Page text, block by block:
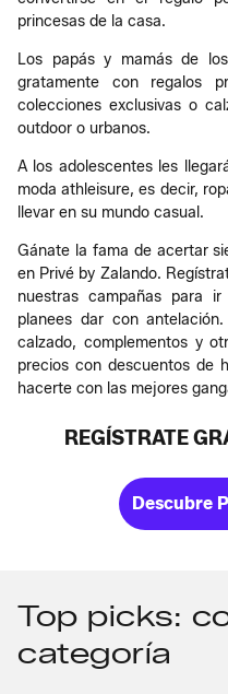
princesas de la casa.
Los papás y mamás de
gratamente con regalos
colecciones exclusivas o
outdoor o urbanos.
A los adolescentes les
moda athleisure, es decir,
llevar en su mundo casual.
Gánate la fama de acertar
en Privé by Zalando.
nuestras campañas para
planees dar con
calzado, complementos y
precios con descuentos de
hacerte con las mejores
REGÍSTRATE
Descubre
Top picks:
categoría